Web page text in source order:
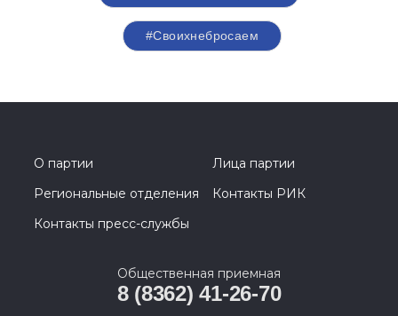
#Своихнебросаем
О партии
Лица партии
Региональные отделения
Контакты РИК
Контакты пресс-службы
Общественная приемная
8 (8362) 41-26-70